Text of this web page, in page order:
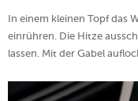
In einem kleinen Topf das
einrühren. Die Hitze
lassen. Mit der Gabel